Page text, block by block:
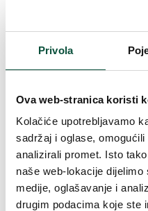
Privola
Ova web-stranica koristi
Kolačiće upotrebljavamo
sadržaj i oglase,
analizirali promet. Isto
naše web-lokacije
medije, oglašavanje i
drugim podacima koje ste
Kompatibilnost
HomeKit,
uređajima
IP44-
čestica i
Životni vek 30 000 sati
Visina (sa
postoljem)
2m